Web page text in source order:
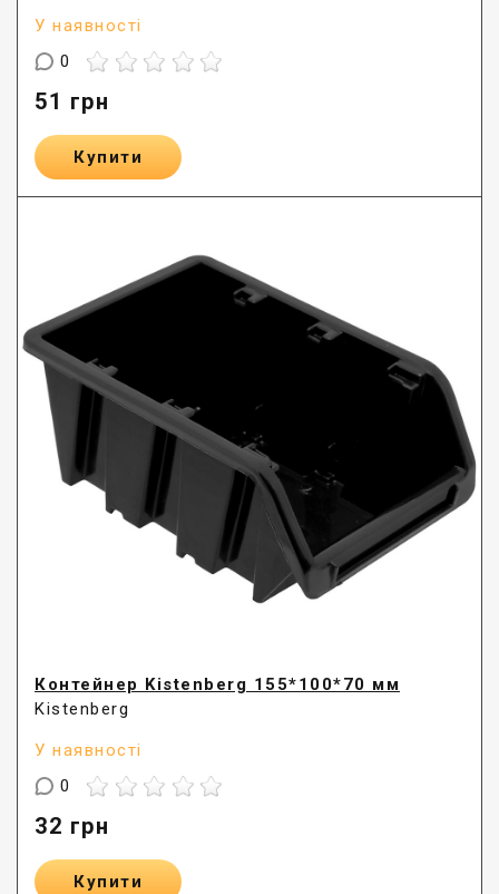
У наявності
0
51 грн
Купити
Контейнер Kistenberg 155*100*70 мм
Kistenberg
У наявності
0
32 грн
Купити